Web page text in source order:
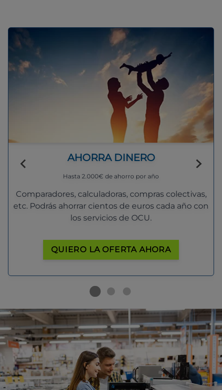
AHORRA DINERO
Hasta 2.000€ de ahorro por año
Comparadores, calculadoras, compras colectivas,
etc. Podrás ahorrar cientos de euros cada año con
los servicios de OCU.
QUIERO LA OFERTA AHORA